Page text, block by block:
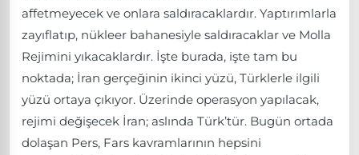
affetmeyecek ve onlara saldıracaklardır. Yaptırımlarla
zayıflatıp, nükleer bahanesiyle saldıracaklar ve Molla
Rejimini yıkacaklardır. İşte burada, işte tam bu
noktada; İran gerçeğinin ikinci yüzü, Türklerle ilgili
yüzü ortaya çıkıyor. Üzerinde operasyon yapılacak,
rejimi değişecek İran; aslında Türk’tür. Bugün ortada
dolaşan Pers, Fars kavramlarının hepsini